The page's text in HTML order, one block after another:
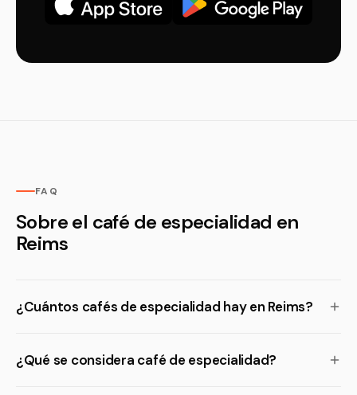
FAQ
Sobre el café de especialidad en
Reims
¿Cuántos cafés de especialidad hay en Reims?
¿Qué se considera café de especialidad?